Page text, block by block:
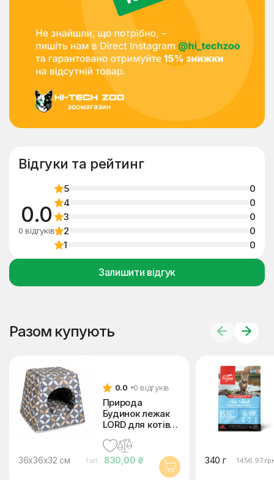
Відгуки та рейтинг
0.0
0 відгуків
5
0
4
0
3
0
2
0
1
0
Залишити відгук
Разом купують
0.0 0 відгуків
Природа
Будинок лежак
LORD для котів
36х36х32 см
830,00 ₴
36х36х32 см 1 шт 340 г 1456.97